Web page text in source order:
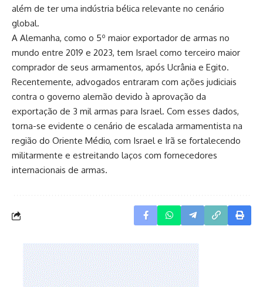
além de ter uma indústria bélica relevante no cenário
global.
A Alemanha, como o 5º maior exportador de armas no
mundo entre 2019 e 2023, tem Israel como terceiro maior
comprador de seus armamentos, após Ucrânia e Egito.
Recentemente, advogados entraram com ações judiciais
contra o governo alemão devido à aprovação da
exportação de 3 mil armas para Israel. Com esses dados,
torna-se evidente o cenário de escalada armamentista na
região do Oriente Médio, com Israel e Irã se fortalecendo
militarmente e estreitando laços com fornecedores
internacionais de armas.